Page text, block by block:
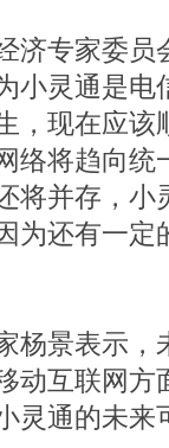
专家委员
小灵通是电
，现在应该
络将趋向统
将并存，小
为还有一定
景表示，
动互联网方
灵通的未来